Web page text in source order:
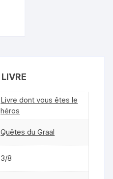
Livre dont vous êtes le
héros
Quêtes du Graal
3/8